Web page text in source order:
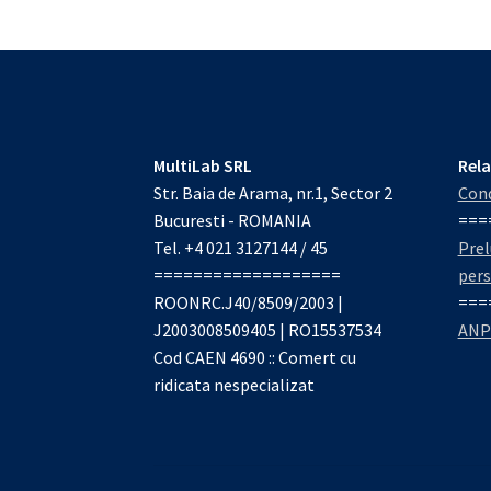
MultiLab SRL
Str. Baia de Arama, nr.1, Sector 2
Bucuresti - ROMANIA
Tel. +4 021 3127144 / 45
===================
ROONRC.J40/8509/2003 |
J2003008509405 | RO15537534
Cod CAEN 4690 :: Comert cu
ridicata nespecializat